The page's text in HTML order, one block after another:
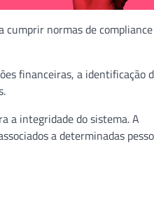
cumprir normas de
financeiras, a identificação
a integridade do sistema. A
a determinadas